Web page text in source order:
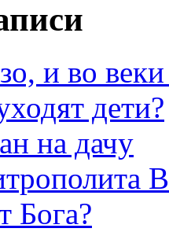
и во веки
дети?
на дачу
Бога?